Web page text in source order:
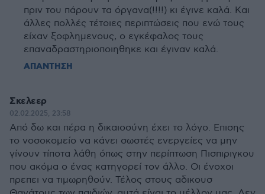
πριν του πάρουν τα όργανα(!!!!) κι έγινε καλά. Και
άλλες πολλές τέτοιες περιπτώσεις που ενώ τους
είχαν ξοφλημενους, ο εγκέφαλος τους
επαναδραστηριοποιηθηκε και έγιναν καλά.
ΑΠΑΝΤΗΣΗ
Σκελεερ
02.02.2025, 23:58
Από δω και πέρα η δικαιοσύνη έχει το λόγο. Επισης
το νοσοκομείο να κάνει σωστές ενεργείες να μην
γίνουν τίποτα λάθη όπως στην περίπτωση Πισπιριγκου
που ακόμα ο ένας κατηγορεί τον άλλο. Οι ένοχοι
πρεπει να τιμωρηθούν. Τέλος στους αδικουσ